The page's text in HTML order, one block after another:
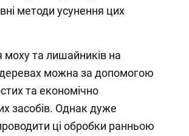
методи усунення цих
моху та лишайників на
можна за допомогою
та економічно
засобів. Однак дуже
ці обробки ранньою